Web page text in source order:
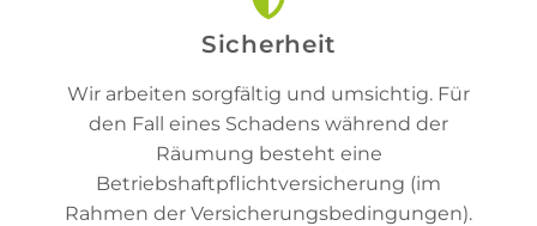
Sicherheit
Wir arbeiten sorgfältig und umsichtig. Für
den Fall eines Schadens während der
Räumung besteht eine
Betriebshaftpflichtversicherung (im
Rahmen der Versicherungsbedingungen).